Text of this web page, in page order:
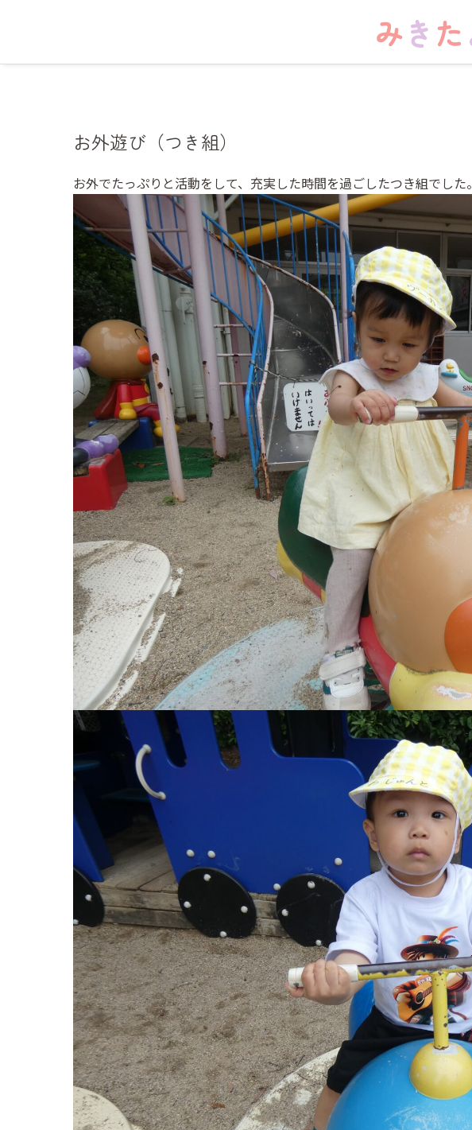
お外遊び（つき組）
お外でたっぷりと活動をして、充実した時間を過ごしたつき組でした。